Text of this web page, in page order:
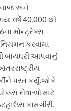
અને
વર્ષે 40,000 થી
મોન્ટ્રેક્સ
કરવામાં
બાંયધરી આપવાનું
પરત કર્યું.જોકે
સેવાઓ માટે
કામગીરી,